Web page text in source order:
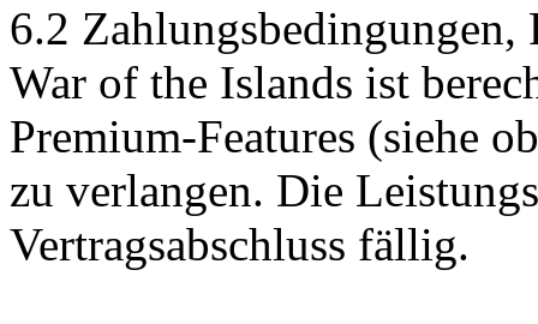
6.2
War of the Islands ist
Premium-Features (siehe
zu verlangen. Die
Vertragsabschluss fällig.